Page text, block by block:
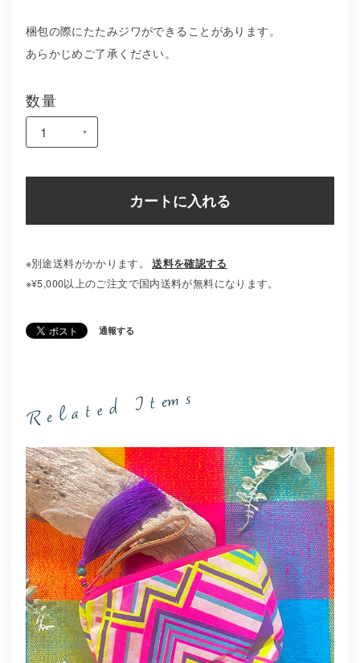
梱包の際にたたみジワができることがあります。
あらかじめご了承ください。
数量
カートに入れる
※別途送料がかかります。
送料を確認する
※¥5,000以上のご注文で国内送料が無料になります。
通報する